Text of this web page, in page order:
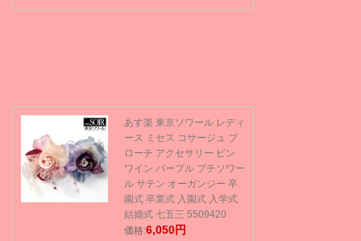
あす楽 東京ソワール レディ
ース ミセス コサージュ ブ
ローチ アクセサリー ピン
ワイン パープル プチソワー
ル サテン オーガンジー 卒
園式 卒業式 入園式 入学式
結婚式 七五三 5509420
価格:6,050円